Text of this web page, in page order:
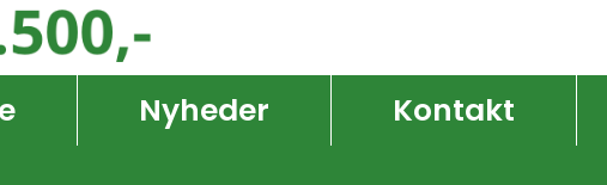
Nyheder
Kontakt